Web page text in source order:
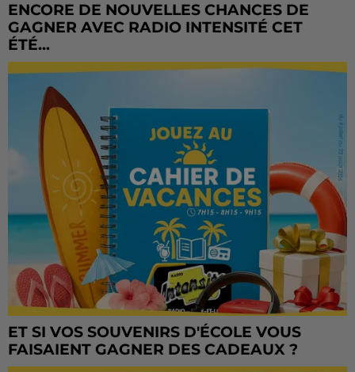
ENCORE DE NOUVELLES CHANCES DE
GAGNER AVEC RADIO INTENSITÉ CET
ÉTÉ...
ET SI VOS SOUVENIRS D'ÉCOLE VOUS
FAISAIENT GAGNER DES CADEAUX ?